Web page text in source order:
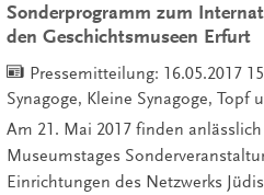
Sonderprogramm zum
den Geschichtsmuseen Erfurt
Pressemitteilung: 16.05.2017
Synagoge, Kleine Synagoge, Topf
Am 21. Mai 2017 finden
Museumstages
Einrichtungen des Netzwerks